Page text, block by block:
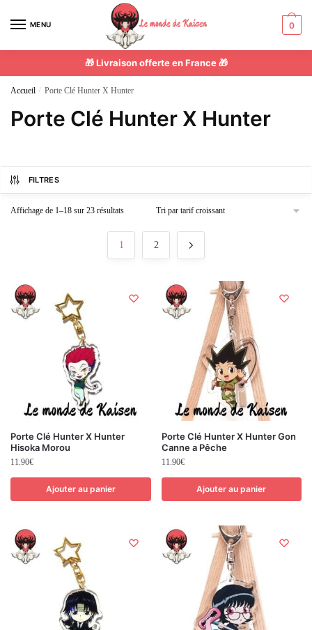
MENU 0
🎁 Livraison offerte en France 🎁
Accueil / Porte Clé Hunter X Hunter
Porte Clé Hunter X Hunter
FILTRES
Affichage de 1–18 sur 23 résultats
1 2
Porte Clé Hunter X Hunter
Hisoka Morou
11.90€
Ajouter au panier
Porte Clé Hunter X Hunter Gon
Canne a Pêche
11.90€
Ajouter au panier